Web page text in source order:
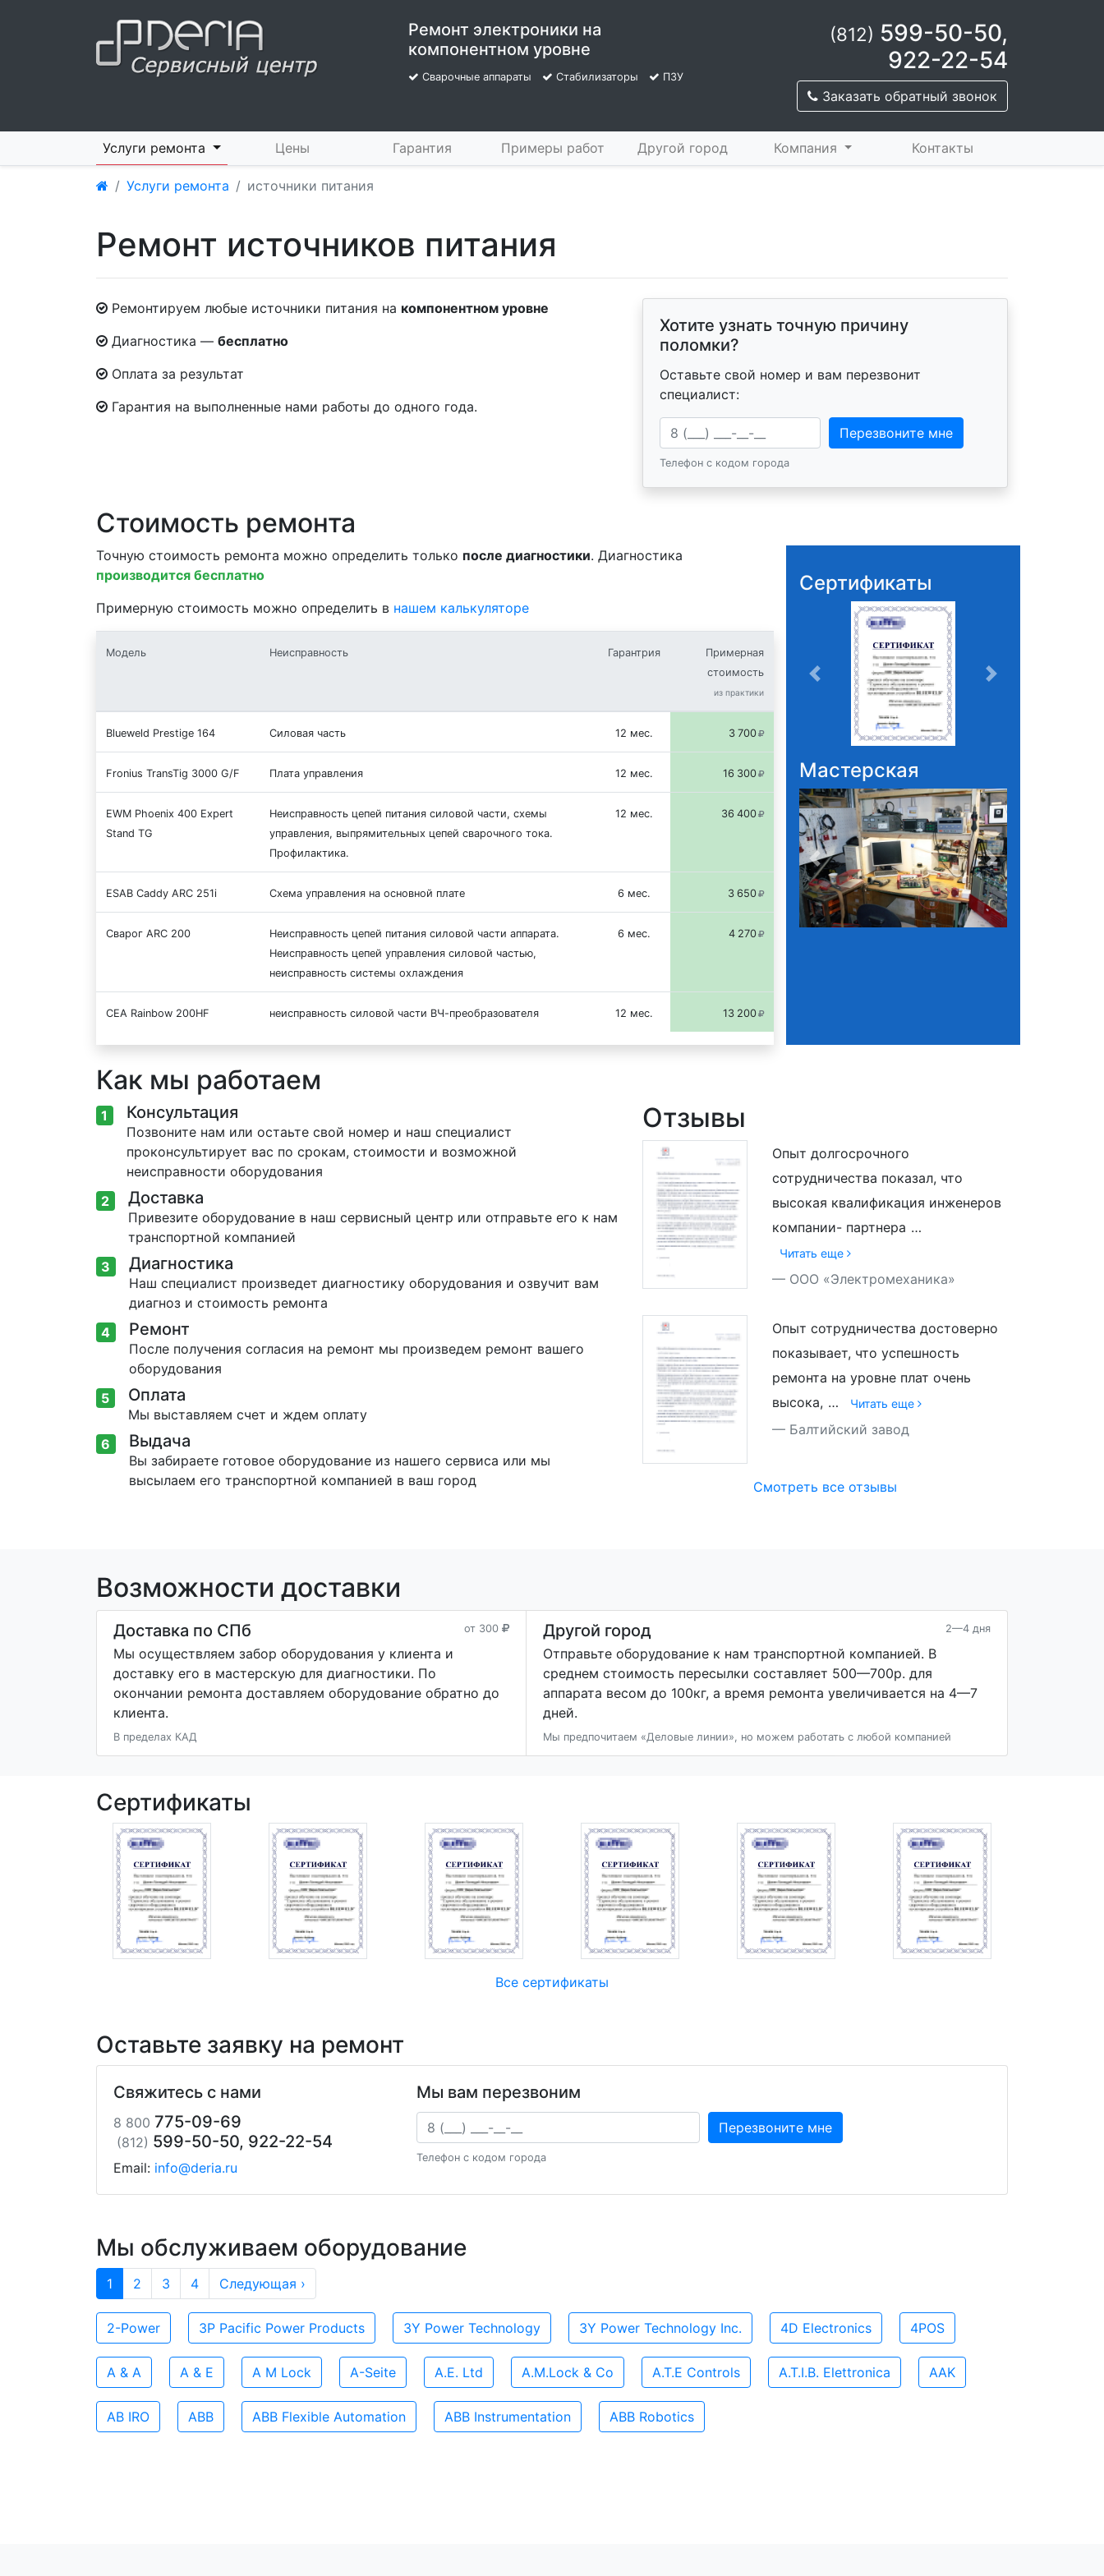
Ремонт электроники на
компонентном уровне
Сварочные аппараты Стабилизаторы ПЗУ
(812) 599-50-50,
922-22-54
Заказать обратный звонок
Услуги ремонта Цены Гарантия Примеры работ Другой город Компания Контакты
Услуги ремонта источники питания
Ремонт источников питания
Ремонтируем любые источники питания на компонентном уровне
Диагностика — бесплатно
Оплата за результат
Гарантия на выполненные нами работы до одного года.
Хотите узнать точную причину
поломки?
Оставьте свой номер и вам перезвонит
специалист:
Ваш телефон
Телефон с кодом города
Перезвоните мне
Стоимость ремонта
Точную стоимость ремонта можно определить только после диагностики. Диагностика
производится бесплатно
Примерную стоимость можно определить в нашем калькуляторе
Модель Неисправность Гарантрия
Примерная
стоимость
из практики
Blueweld Prestige 164 Силовая часть 12 мес. 3 700
Fronius TransTig 3000 G/F Плата управления 12 мес. 16 300
EWM Phoenix 400 Expert
Stand TG
Неисправность цепей питания силовой части, схемы
управления, выпрямительных цепей сварочного тока.
Профилактика.
12 мес. 36 400
ESAB Caddy ARC 251i Схема управления на основной плате 6 мес. 3 650
Сварог ARC 200
Неисправность цепей питания силовой части аппарата.
Неисправность цепей управления силовой частью,
неисправность системы охлаждения
6 мес. 4 270
CEA Rainbow 200HF неисправность силовой части ВЧ-преобразователя 12 мес. 13 200
Сертификаты
Мастерская
Как мы работаем
1 Консультация
Позвоните нам или остаьте свой номер и наш специалист
проконсультирует вас по срокам, стоимости и возможной
неисправности оборудования
2
Доставка
Привезите оборудование в наш сервисный центр или отправьте его к нам
транспортной компанией
3
Диагностика
Наш специалист произведет диагностику оборудования и озвучит вам
диагноз и стоимость ремонта
4
Ремонт
После получения согласия на ремонт мы произведем ремонт вашего
оборудования
5
Оплата
Мы выставляем счет и ждем оплату
6
Выдача
Вы забираете готовое оборудование из нашего сервиса или мы
высылаем его транспортной компанией в ваш город
Отзывы
Опыт долгосрочного
сотрудничества показал, что
высокая квалификация инженеров
компании- партнера …
Читать еще
ООО «Электромеханика»
Опыт сотрудничества достоверно
показывает, что успешность
ремонта на уровне плат очень
высока, … Читать еще
Балтийский завод
Смотреть все отзывы
Возможности доставки
Доставка по СПб от 300
Мы осуществляем забор оборудования у клиента и
доставку его в мастерскую для диагностики. По
окончании ремонта доставляем оборудование обратно до
клиента.
В пределах КАД
Другой город 2—4 дня
Отправьте оборудование к нам транспортной компанией. В
среднем стоимость пересылки составляет 500—700р. для
аппарата весом до 100кг, а время ремонта увеличивается на 4—7
дней.
Мы предпочитаем «Деловые линии», но можем работать с любой компанией
Сертификаты
Все сертификаты
Оставьте заявку на ремонт
Свяжитесь с нами
8 800 775-09-69
(812) 599-50-50, 922-22-54
Email: info@deria.ru
Мы вам перезвоним
Ваш телефон
Телефон с кодом города
Перезвоните мне
Мы обслуживаем оборудование
1 2 3 4 Следующая ›
2-Power 3P Pacific Power Products 3Y Power Technology 3Y Power Technology Inc. 4D Electronics 4POS
A & A A & E A M Lock A-Seite A.E. Ltd A.M.Lock & Co A.T.E Controls A.T.I.B. Elettronica AAK
AB IRO ABB ABB Flexible Automation ABB Instrumentation ABB Robotics